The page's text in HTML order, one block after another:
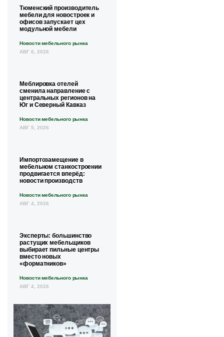
Тюменский производитель
мебели для новостроек и
офисов запускает цех
модульной мебели
Новости мебельного рынка
АВГ 6, 2026
Меблировка отелей
сменила направление с
центральных регионов на
Юг и Северный Кавказ
Новости мебельного рынка
АВГ 5, 2026
Импортозамещение в
мебельном станкостроении
продвигается вперёд:
новости производств
Новости мебельного рынка
АВГ 4, 2026
Эксперты: большинство
растущих мебельщиков
выбирает пильные центры
вместо новых
«форматников»
Новости мебельного рынка
АВГ 4, 2026